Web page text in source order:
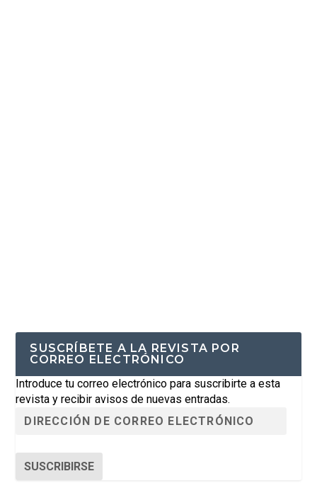
SUSCRÍBETE A LA REVISTA POR
CORREO ELECTRÓNICO
Introduce tu correo electrónico para suscribirte a esta
revista y recibir avisos de nuevas entradas.
SUSCRIBIRSE